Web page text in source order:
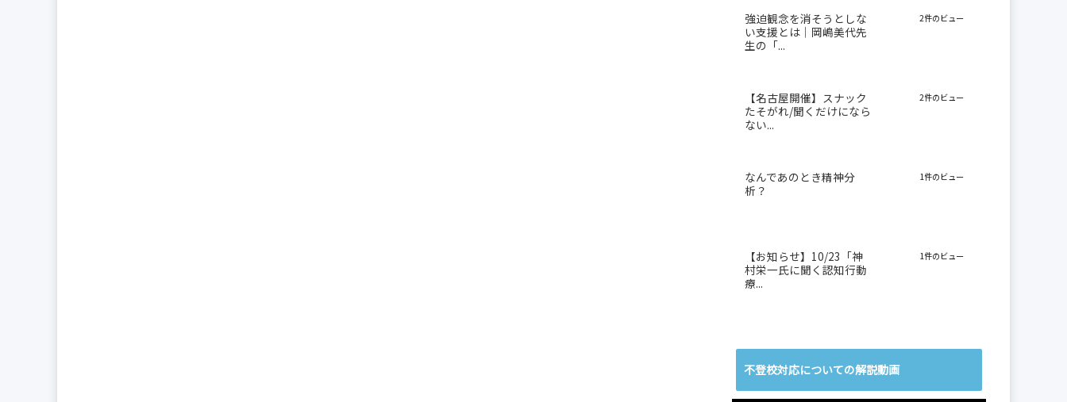
強迫観念を消そうとしな
い支援とは｜岡嶋美代先
生の「...
2件のビュー
【名古屋開催】スナック
たそがれ/聞くだけになら
ない...
2件のビュー
なんであのとき精神分
析？
1件のビュー
【お知らせ】10/23「神
村栄一氏に聞く認知行動
療...
1件のビュー
不登校対応についての解説動画